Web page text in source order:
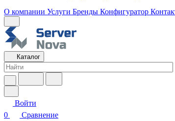
О компании Услуги Бренды Конфигуратор
Каталог
Войти
0
Сравнение